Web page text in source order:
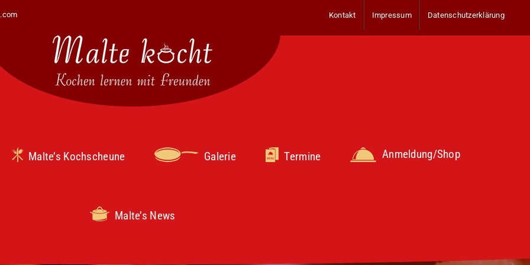
Kontakt Impressum Datenschutzerklärung
Malte’s Kochscheune Galerie Termine Anmeldung/Shop
Malte’s News